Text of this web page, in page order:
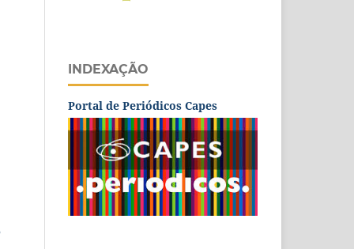
INDEXAÇÃO
Portal de Periódicos Capes